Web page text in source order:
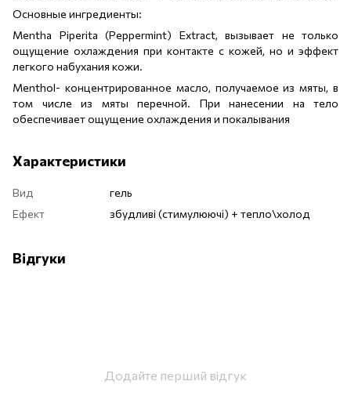
Основные ингредиенты:
Mentha Piperita (Peppermint) Extract, вызывает не только
ощущение охлаждения при контакте с кожей, но и эффект
легкого набухания кожи.
Menthol- концентрированное масло, получаемое из мяты, в
том числе из мяты перечной. При нанесении на тело
обеспечивает ощущение охлаждения и покалывания
Характеристики
Вид
гель
Ефект
збудливі (стимулюючі) + тепло\холод
Відгуки
Додайте перший відгук